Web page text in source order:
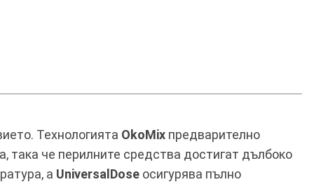
Технологията OkoMix предварително
така че перилните средства достигат дълбоко
а UniversalDose осигурява пълно